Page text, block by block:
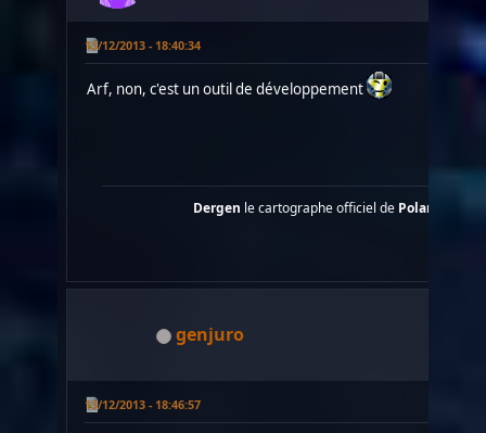
13/12/2013 - 18:40:34
Arf, non, c'est un outil de développement
Dergen le cartographe officiel de Polaris
genjuro
13/12/2013 - 18:46:57